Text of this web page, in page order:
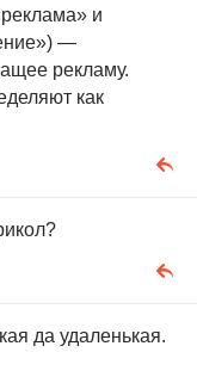
и
—
рекламу.
как
да удаленькая.